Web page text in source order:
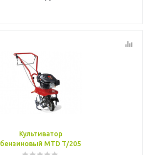
Культиватор
бензиновый MTD T/205